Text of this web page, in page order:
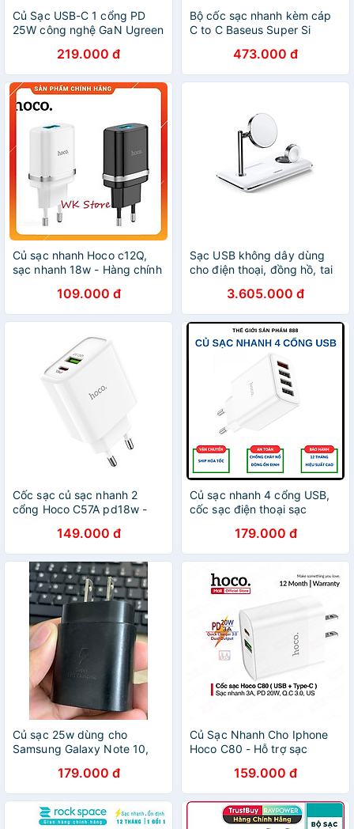
Củ Sạc USB-C 1 cổng PD
25W công nghệ GaN Ugreen
219.000 đ
Bộ cốc sạc nhanh kèm cáp
C to C Baseus Super Si
Sets（PD/ QC3.0 Quick
charger, With Cable) dùng
cho sam sung S20, S21-
473.000 đ
Củ sạc nhanh Hoco c12Q,
sạc nhanh 18w - Hàng chính
109.000 đ
Sạc USB không dây dùng
cho điện thoại, đồng hồ, tai
trắng Ugreen 90326 - Hàng
chính hãng
3.605.000 đ
Cốc sạc củ sạc nhanh 2
cổng Hoco C57A pd18w -
- hàng chính hãng
149.000 đ
Củ sạc nhanh 4 cổng USB,
cốc sạc điện thoại sạc
- Hàng chính hãng
179.000 đ
Củ sạc 25w dùng cho
Samsung Galaxy Note 10,
S10 , S20 , A Series đầu
type - C - Hàng nhập khẩu
179.000 đ
Củ Sạc Nhanh Cho Iphone
Hoco C80 - Hỗ trợ sạc
Hàng Chính Hãng
159.000 đ